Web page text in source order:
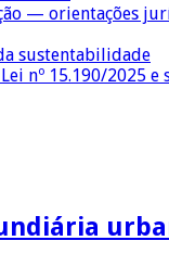
— orientações
sustentabilidade
nº 15.190/2025 e